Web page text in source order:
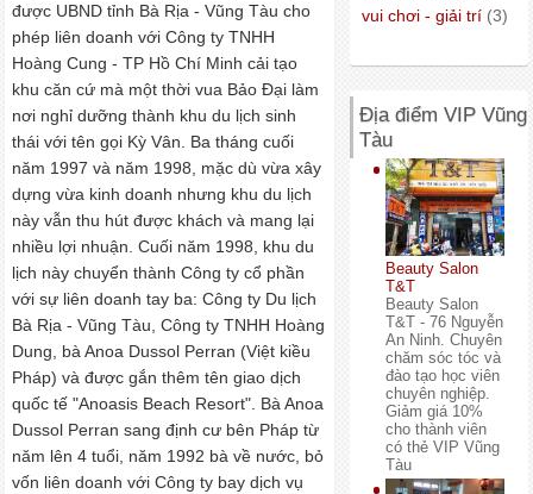
được UBND tỉnh Bà Rịa - Vũng Tàu cho
phép liên doanh với Công ty TNHH
Hoàng Cung - TP Hồ Chí Minh cải tạo
khu căn cứ mà một thời vua Bảo Ðại làm
nơi nghỉ dưỡng thành khu du lịch sinh
thái với tên gọi Kỳ Vân. Ba tháng cuối
năm 1997 và năm 1998, mặc dù vừa xây
dựng vừa kinh doanh nhưng khu du lịch
này vẫn thu hút được khách và mang lại
nhiều lợi nhuận. Cuối năm 1998, khu du
lịch này chuyển thành Công ty cổ phần
với sự liên doanh tay ba: Công ty Du lịch
Bà Rịa - Vũng Tàu, Công ty TNHH Hoàng
Dung, bà Anoa Dussol Perran (Việt kiều
Pháp) và được gắn thêm tên giao dịch
quốc tế "Anoasis Beach Resort". Bà Anoa
Dussol Perran sang định cư bên Pháp từ
năm lên 4 tuổi, năm 1992 bà về nước, bỏ
vốn liên doanh với Công ty bay dịch vụ
vui chơi - giải trí (3)
Địa điểm VIP Vũng
Tàu
Beauty Salon
T&T
Beauty Salon
T&T - 76 Nguyễn
An Ninh. Chuyên
chăm sóc tóc và
đào tạo học viên
chuyên nghiệp.
Giảm giá 10%
cho thành viên
có thẻ VIP Vũng
Tàu